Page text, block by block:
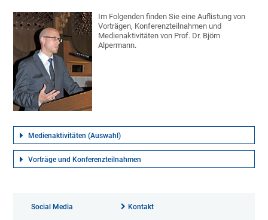
Im Folgenden finden Sie eine Auflistung von
Vorträgen, Konferenzteilnahmen und
Medienaktivitäten von Prof. Dr. Björn
Alpermann.
Medienaktivitäten (Auswahl)
Vorträge und Konferenzteilnahmen
Social Media Kontakt